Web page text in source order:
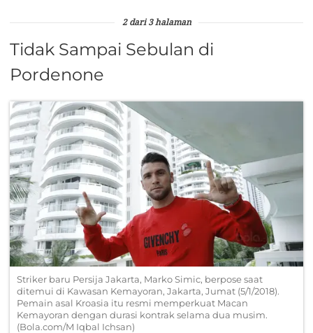
2 dari 3 halaman
Tidak Sampai Sebulan di
Pordenone
Striker baru Persija Jakarta, Marko Simic, berpose saat
ditemui di Kawasan Kemayoran, Jakarta, Jumat (5/1/2018).
Pemain asal Kroasia itu resmi memperkuat Macan
Kemayoran dengan durasi kontrak selama dua musim.
(Bola.com/M Iqbal Ichsan)